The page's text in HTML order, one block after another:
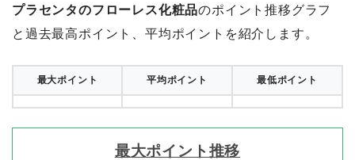
プラセンタのフローレス化粧品のポイント推移グラフ
と過去最高ポイント、平均ポイントを紹介します。
最大ポイント 平均ポイント 最低ポイント
最大ポイント推移